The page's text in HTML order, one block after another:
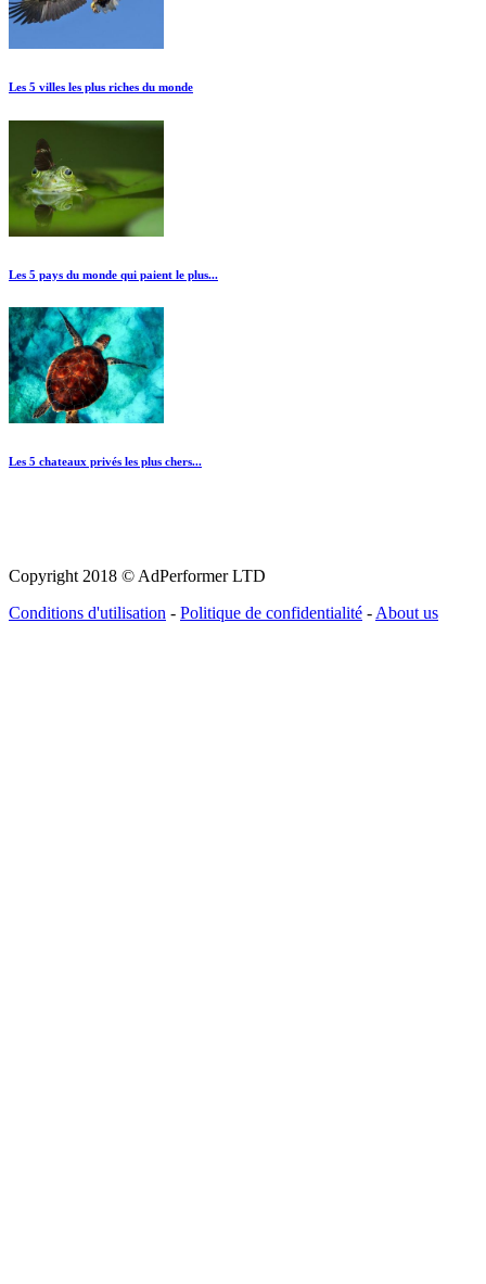
Les 5 villes les plus riches du monde
Les 5 pays du monde qui paient le plus...
Les 5 chateaux privés les plus chers...
Copyright 2018 © AdPerformer LTD
Conditions d'utilisation - Politique de confidentialité - About us